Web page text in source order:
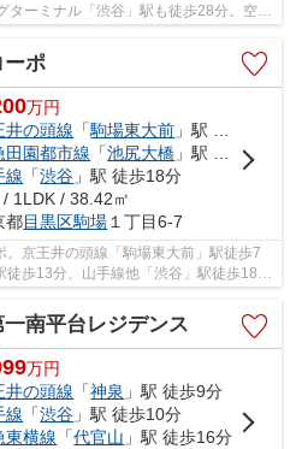
ターミナル「渋谷」駅も徒歩28分。空港
便性に富んだ立地で...
ーポ
万円
井の頭線 「駒場東大前 」駅 徒歩7分
田園都市線 「池尻大橋 」駅 徒歩13分
線 「渋谷 」駅 徒歩18分
/ 1LDK / 38.42㎡
都目黒区駒場 １丁目6-7
。京王井の頭線「駒場東大前」駅徒歩7
徒歩13分、山手線他「渋谷」駅徒歩18
に富んだ立地です。...
南平台レジデンス
万円
井の頭線 「神泉 」駅 徒歩9分
線 「渋谷 」駅 徒歩10分
東横線 「代官山 」駅 徒歩16分